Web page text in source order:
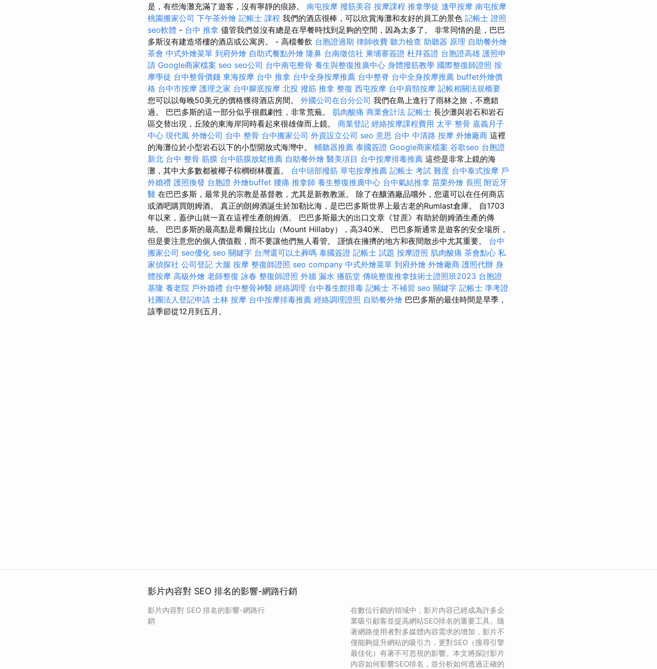
是，有些海灘充滿了遊客，沒有寧靜的痕跡。 南屯按摩 撥筋美容 按摩課程 推拿學徒 逢甲按摩 南屯按摩
桃園搬家公司 下午茶外燴 記帳士 課程 我們的酒店很棒，可以欣賞海灘和友好的員工的景色 記帳士 證照
seo軟體 - 台中 推拿 儘管我們並沒有總是在早餐時找到足夠的空間，因為太多了。 非常同情的是，巴巴
多斯沒有建造塔樓的酒店或公寓房。 - 高檔餐飲 台胞證過期 律師收費 聽力檢查 助聽器 原理 自助餐外燴
茶會 中式外燴菜單 到府外燴 自助式餐點外燴 隆鼻 台南徵信社 柬埔寨簽證 杜拜簽證 台胞證高雄 護照申
請 Google商家檔案 seo seo公司 台中南屯整骨 養生與整復推廣中心 身體撥筋教學 國際整復師證照 按
摩學徒 台中整骨價錢 東海按摩 台中 推拿 台中全身按摩推薦 台中整脊 台中全身按摩推薦 buffet外燴價
格 台中市按摩 護理之家 台中腳底按摩 北投 撥筋 推拿 整復 西屯按摩 台中肩頸按摩 記帳相關法規概要
您可以以每晚50美元的價格獲得酒店房間。 外國公司在台分公司 我們在島上進行了雨林之旅，不應錯
過。 巴巴多斯的這一部分似乎很戲劇性，非常荒蕪。 肌肉酸痛 商業會計法 記帳士 長沙灘與岩石和岩石
區交替出現，丘陵的東海岸同時看起來很雄偉而上鏡。 商業登記 經絡按摩課程費用 太平 整骨 嘉義月子
中心 現代風 外燴公司 台中 整骨 台中搬家公司 外資設立公司 seo 意思 台中 中清路 按摩 外燴廠商 這裡
的海灘位於小型岩石以下的小型開放式海灣中。 輔聽器推薦 泰國簽證 Google商家檔案 谷歌seo 台胞證
新北 台中 整骨 筋膜 台中筋膜放鬆推薦 自助餐外燴 醫美項目 台中按摩排毒推薦 這些是非常上鏡的海
灘，其中大多數都被椰子棕櫚樹林覆蓋。 台中頭部撥筋 草屯按摩推薦 記帳士 考試 難度 台中泰式按摩 戶
外婚禮 護照換發 台胞證 外燴buffet 腰痛 推拿師 養生整復推廣中心 台中氣結推拿 苗栗外燴 長照 附近牙
醫 在巴巴多斯，最常見的宗教是基督教，尤其是新教教派。 除了在釀酒廠品嚐外，您還可以在任何商店
或酒吧購買朗姆酒。 真正的朗姆酒誕生於加勒比海，是巴巴多斯世界上最古老的Rumlast倉庫。 自1703
年以來，蓋伊山就一直在這裡生產朗姆酒。 巴巴多斯最大的出口文章《甘蔗》有助於朗姆酒生產的傳
統。 巴巴多斯的最高點是希爾拉比山（Mount Hillaby），高340米。 巴巴多斯通常是遊客的安全場所，
但是要注意您的個人價值觀，而不要讓他們無人看管。 謹慎在擁擠的地方和夜間散步中尤其重要。 台中
搬家公司 seo優化 seo 關鍵字 台灣還可以土葬嗎 泰國簽證 記帳士 試題 按摩證照 肌肉酸痛 茶會點心 私
家偵探社 公司登記 大腿 按摩 整復師證照 seo company 中式外燴菜單 到府外燴 外燴廠商 護照代辦 身
體按摩 高級外燴 老師整復 詠春 整復師證照 外牆 漏水 播筋堂 傳統整復推拿技術士證照班2023 台胞證
基隆 養老院 戶外婚禮 台中整骨神醫 經絡調理 台中養生館排毒 記帳士 不補習 seo 關鍵字 記帳士 準考證
社團法人登記申請 士林 按摩 台中按摩排毒推薦 經絡調理證照 自助餐外燴 巴巴多斯的最佳時間是旱季，
該季節從12月到五月。
影片內容對 SEO 排名的影響-網路行銷
影片內容對 SEO 排名的影響-網路行
銷
在數位行銷的領域中，影片內容已經成為許多企
業吸引顧客並提高網站SEO排名的重要工具。隨
著網路使用者對多媒體內容需求的增加，影片不
僅能夠提升網站的吸引力，更對SEO（搜尋引擎
最佳化）有著不可忽視的影響。本文將探討影片
內容如何影響SEO排名，並分析如何透過正確的